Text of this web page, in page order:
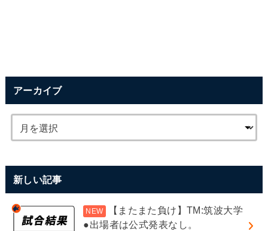
アーカイブ
新しい記事
【またまた負け】TM:筑波大学
●出場者は公式発表なし。